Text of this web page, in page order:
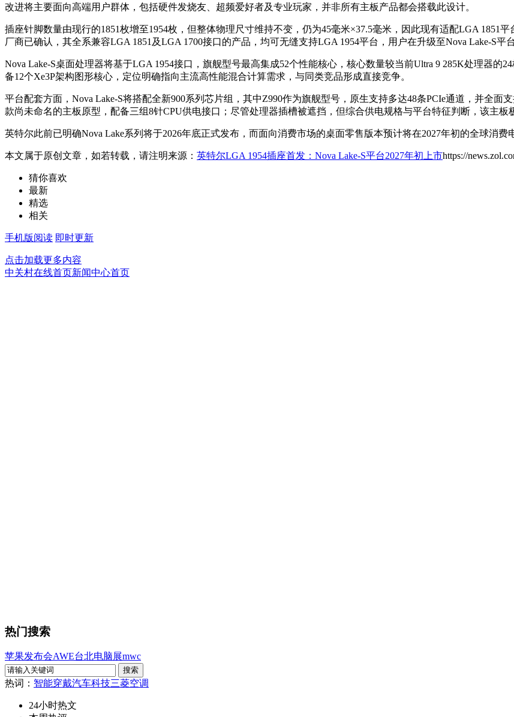
改进将主要面向高端用户群体，包括硬件发烧友、超频爱好者及专业玩家，并非所有主板产品都会搭载此设计。
插座针脚数量由现行的1851枚增至1954枚，但整体物理尺寸维持不变，仍为45毫米×37.5毫米，因此现有适配LGA 1851
厂商已确认，其全系兼容LGA 1851及LGA 1700接口的产品，均可无缝支持LGA 1954平台，用户在升级至Nova Lake-S平
Nova Lake-S桌面处理器将基于LGA 1954接口，旗舰型号最高集成52个性能核心，核心数量较当前Ultra 9 285K处理器
备12个Xe3P架构图形核心，定位明确指向主流高性能混合计算需求，与同类竞品形成直接竞争。
平台配套方面，Nova Lake-S将搭配全新900系列芯片组，其中Z990作为旗舰型号，原生支持多达48条PCIe通道，并全面
款尚未命名的主板原型，配备三组8针CPU供电接口；尽管处理器插槽被遮挡，但综合供电规格与平台特征判断，该主板
英特尔此前已明确Nova Lake系列将于2026年底正式发布，而面向消费市场的桌面零售版本预计将在2027年初的全球消费
本文属于原创文章，如若转载，请注明来源： 英特尔LGA 1954插座首发：Nova Lake-S平台2027年初上市https://
猜你喜欢
最新
精选
相关
手机版阅读 即时更新
点击加载更多内容
中关村在线首页新闻中心首页
热门搜索
苹果发布会AWE台北电脑展mwc
热词： 智能穿戴汽车科技三菱空调
24小时热文